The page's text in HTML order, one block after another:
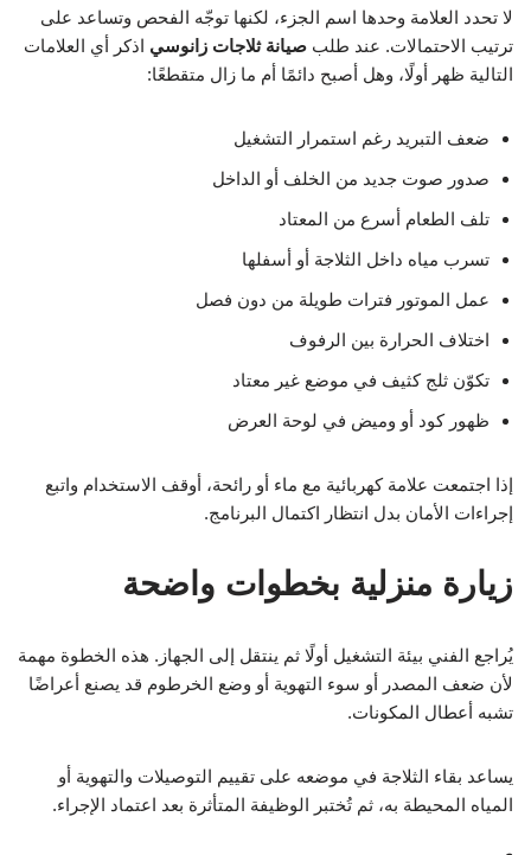
لا تحدد العلامة وحدها اسم الجزء، لكنها توجّه الفحص وتساعد على
ترتيب الاحتمالات. عند طلب صيانة ثلاجات زانوسي اذكر أي العلامات
التالية ظهر أولًا، وهل أصبح دائمًا أم ما زال متقطعًا:
ضعف التبريد رغم استمرار التشغيل
صدور صوت جديد من الخلف أو الداخل
تلف الطعام أسرع من المعتاد
تسرب مياه داخل الثلاجة أو أسفلها
عمل الموتور فترات طويلة من دون فصل
اختلاف الحرارة بين الرفوف
تكوّن ثلج كثيف في موضع غير معتاد
ظهور كود أو وميض في لوحة العرض
إذا اجتمعت علامة كهربائية مع ماء أو رائحة، أوقف الاستخدام واتبع
إجراءات الأمان بدل انتظار اكتمال البرنامج.
زيارة منزلية بخطوات واضحة
يُراجع الفني بيئة التشغيل أولًا ثم ينتقل إلى الجهاز. هذه الخطوة مهمة
لأن ضعف المصدر أو سوء التهوية أو وضع الخرطوم قد يصنع أعراضًا
تشبه أعطال المكونات.
يساعد بقاء الثلاجة في موضعه على تقييم التوصيلات والتهوية أو
المياه المحيطة به، ثم تُختبر الوظيفة المتأثرة بعد اعتماد الإجراء.